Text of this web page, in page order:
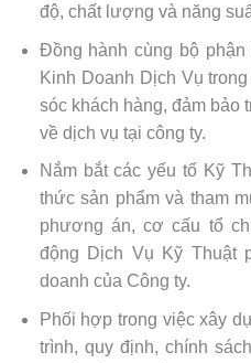
độ, chất lượng và năng
Đồng hành cùng bộ phận
Kinh Doanh Dịch Vụ
sóc khách hàng, đảm bảo
về dịch vụ tại công ty.
Nắm bắt các yếu tố Kỹ
thức sản phẩm và tham
phương án, cơ cấu tổ
động Dịch Vụ Kỹ Thuật
doanh của Công ty.
Phối hợp trong việc xây
trình, quy định, chính